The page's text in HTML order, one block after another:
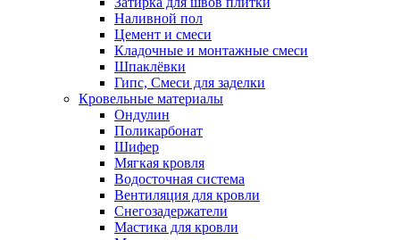
Наливной пол
Цемент и смеси
Кладочные и монтажные смеси
Шпаклёвки
Гипс, Смеси для заделки
Кровельные материалы
Ондулин
Поликарбонат
Шифер
Мягкая кровля
Водосточная система
Вентиляция для кровли
Снегозадержатели
Мастика для кровли